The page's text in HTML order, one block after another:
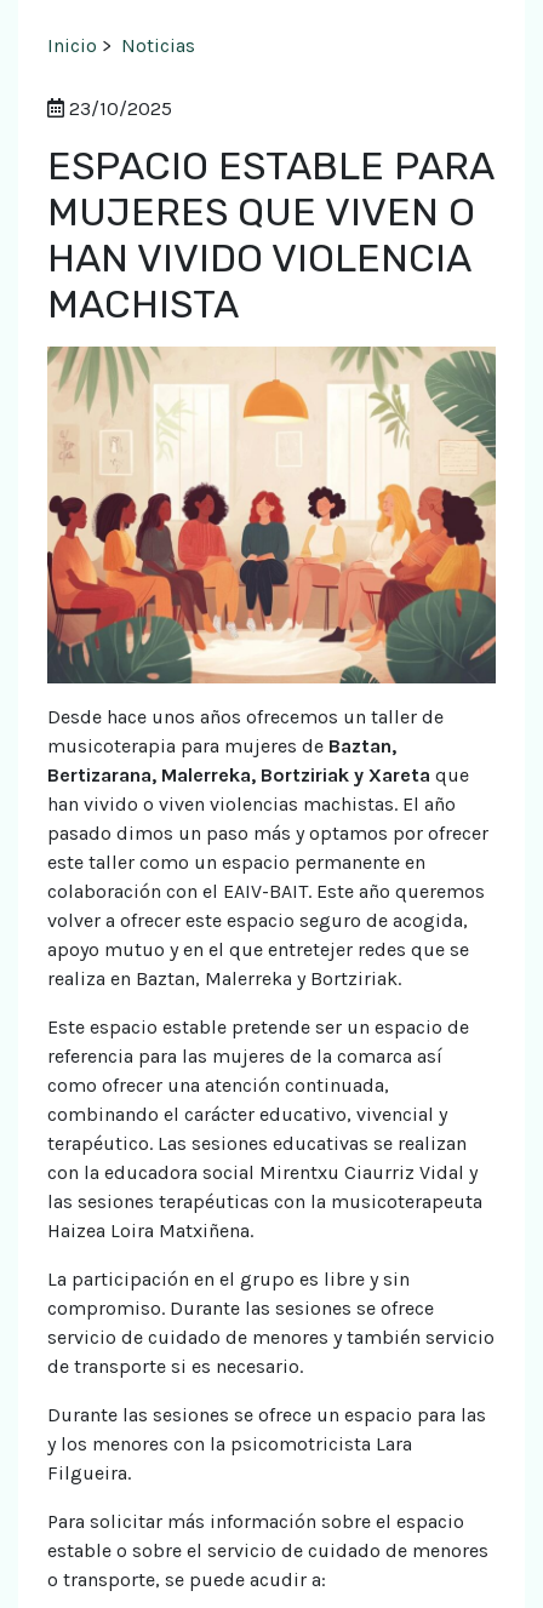
Inicio > Noticias
23/10/2025
ESPACIO ESTABLE PARA
MUJERES QUE VIVEN O
HAN VIVIDO VIOLENCIA
MACHISTA
Desde hace unos años ofrecemos un taller de
musicoterapia para mujeres de Baztan,
Bertizarana, Malerreka, Bortziriak y Xareta que
han vivido o viven violencias machistas. El año
pasado dimos un paso más y optamos por ofrecer
este taller como un espacio permanente en
colaboración con el EAIV-BAIT. Este año queremos
volver a ofrecer este espacio seguro de acogida,
apoyo mutuo y en el que entretejer redes que se
realiza en Baztan, Malerreka y Bortziriak.
Este espacio estable pretende ser un espacio de
referencia para las mujeres de la comarca así
como ofrecer una atención continuada,
combinando el carácter educativo, vivencial y
terapéutico. Las sesiones educativas se realizan
con la educadora social Mirentxu Ciaurriz Vidal y
las sesiones terapéuticas con la musicoterapeuta
Haizea Loira Matxiñena.
La participación en el grupo es libre y sin
compromiso. Durante las sesiones se ofrece
servicio de cuidado de menores y también servicio
de transporte si es necesario.
Durante las sesiones se ofrece un espacio para las
y los menores con la psicomotricista Lara
Filgueira.
Para solicitar más información sobre el espacio
estable o sobre el servicio de cuidado de menores
o transporte, se puede acudir a: